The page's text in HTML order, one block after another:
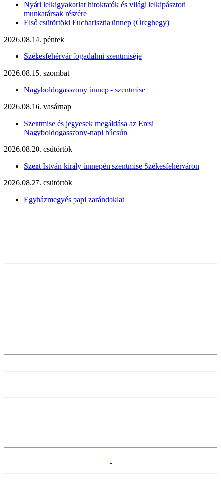
Nyári lelkigyakorlat hitoktatók és világi lelkipásztori
munkatársak részére
Első csütörtöki Eucharisztia ünnep (Öreghegy)
2026.08.14. péntek
Székesfehérvár fogadalmi szentmiséje
2026.08.15. szombat
Nagyboldogasszony ünnep - szentmise
2026.08.16. vasárnap
Szentmise és jegyesek megáldása az Ercsi
Nagyboldogasszony-napi búcsún
2026.08.20. csütörtök
Szent István király ünnepén szentmise Székesfehérváron
2026.08.27. csütörtök
Egyházmegyés papi zarándoklat